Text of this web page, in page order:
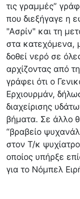
τις γραμμές”
που διεξήγαγε η
"Ασρίν" και τη
στα κατεχόμενα,
δοθεί νερό σε
αρχίζοντας από
γράφει ότι ο
Ερχιουρμάν,
διαχείρισης
βήματα. Σε άλλο
“βραβείο
στον Τ/κ
οποίος υπήρξε
για το Νόμπελ